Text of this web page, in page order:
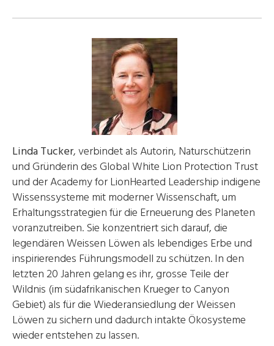
Linda Tucker, verbindet als Autorin, Naturschützerin
und Gründerin des Global White Lion Protection Trust
und der Academy for LionHearted Leadership indigene
Wissenssysteme mit moderner Wissenschaft, um
Erhaltungsstrategien für die Erneuerung des Planeten
voranzutreiben. Sie konzentriert sich darauf, die
legendären Weissen Löwen als lebendiges Erbe und
inspirierendes Führungsmodell zu schützen. In den
letzten 20 Jahren gelang es ihr, grosse Teile der
Wildnis (im südafrikanischen Krueger to Canyon
Gebiet) als für die Wiederansiedlung der Weissen
Löwen zu sichern und dadurch intakte Ökosysteme
wieder entstehen zu lassen.